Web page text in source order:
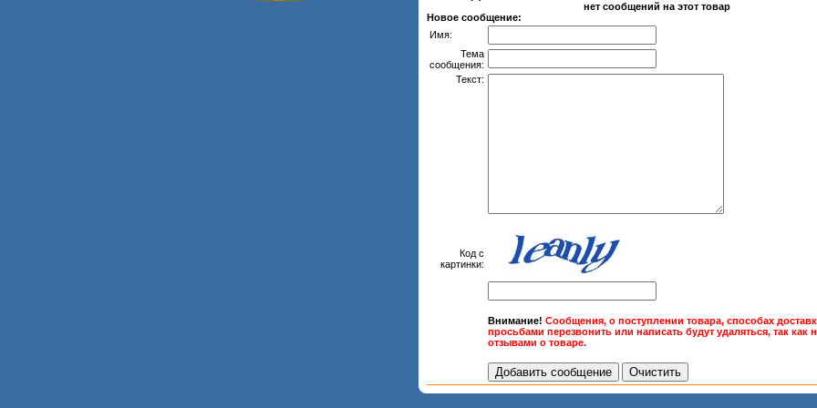
нет сообщений на этот товар
Новое сообщение:
Имя:
Тема
сообщения:
Текст:
Код с
картинки:
Внимание! Сообщения, о поступлении товара, способах
просьбами перезвонить или написать будут удаляться, так как
отзывами о товаре.